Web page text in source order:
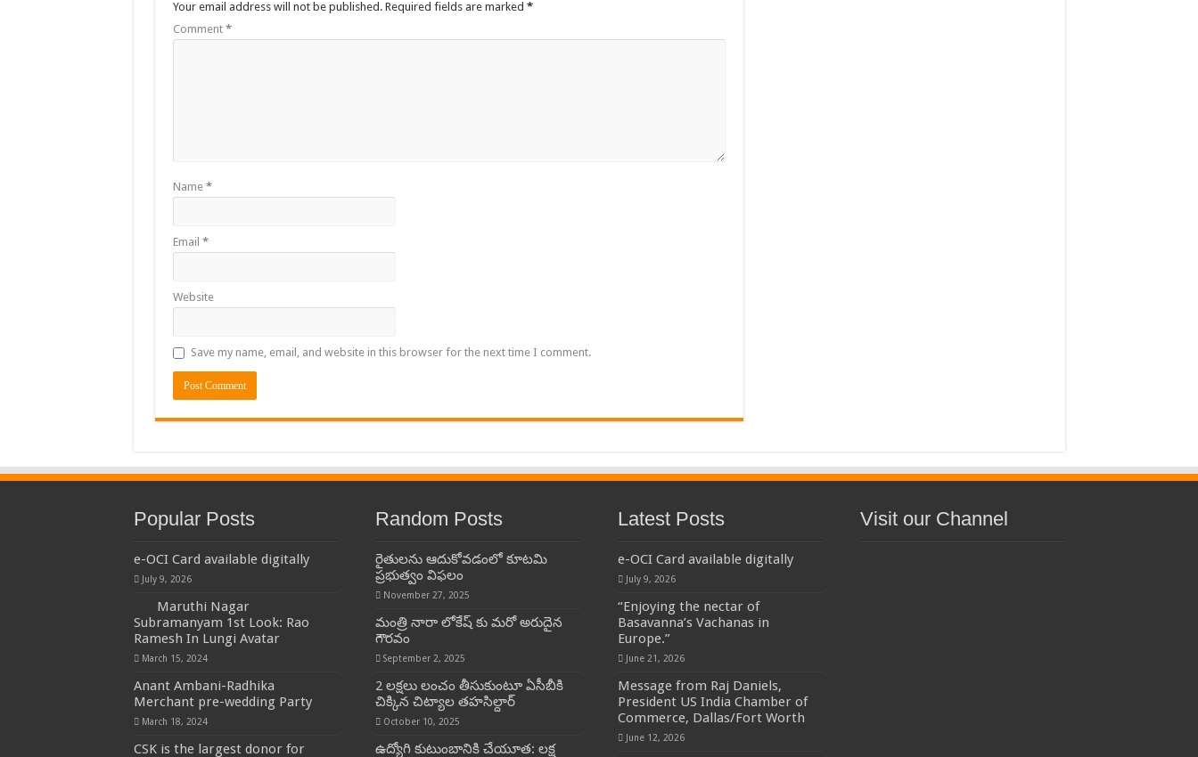
Your email address will not be published. Required fields are marked *
Comment *
Name *
Email *
Website
Save my name, email, and website in this browser for the next time I comment.
Popular Posts
e-OCI Card available digitally
July 9, 2026
Maruthi Nagar
Subramanyam 1st Look: Rao
Ramesh In Lungi Avatar
March 15, 2024
Anant Ambani-Radhika
Merchant pre-wedding Party
March 18, 2024
CSK is the largest donor for
Random Posts
రైతులను ఆదుకోవడంలో కూటమి
ప్రభుత్వం విఫలం
November 27, 2025
మంత్రి నారా లోకేష్ కు మరో అరుదైన
గౌరవం
September 2, 2025
2 లక్షలు లంచం తీసుకుంటూ ఏసీబీకి
చిక్కిన చిట్యాల తహసిల్దార్
October 10, 2025
ఉద్యోగి కుటుంబానికి చేయూత: లక్ష
Latest Posts
e-OCI Card available digitally
July 9, 2026
“Enjoying the nectar of
Basavanna’s Vachanas in
Europe.”
June 21, 2026
Message from Raj Daniels,
President US India Chamber of
Commerce, Dallas/Fort Worth
June 12, 2026
Visit our Channel